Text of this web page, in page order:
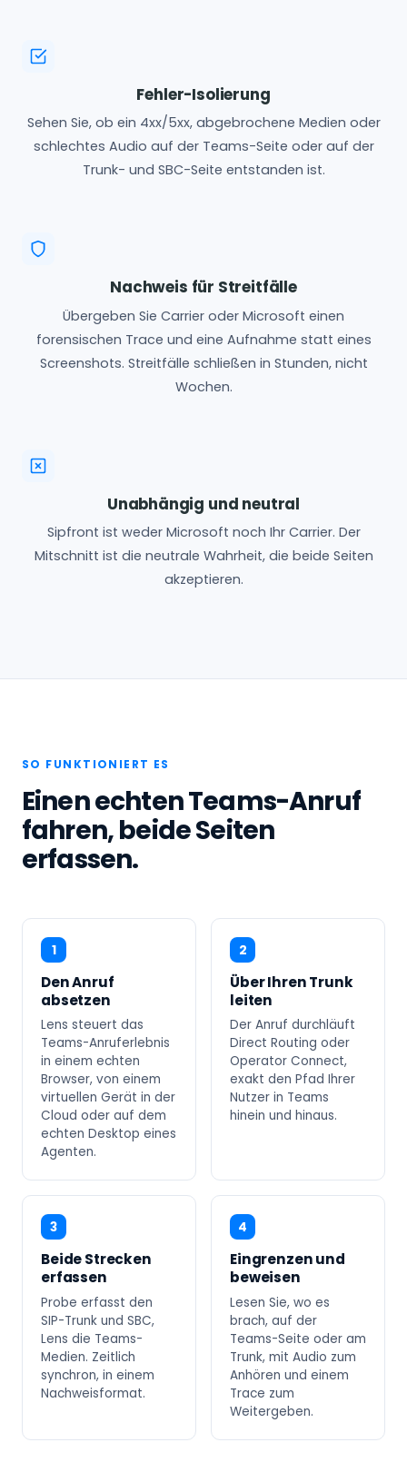
Fehler-Isolierung
Sehen Sie, ob ein 4xx/5xx, abgebrochene Medien oder
schlechtes Audio auf der Teams-Seite oder auf der
Trunk- und SBC-Seite entstanden ist.
Nachweis für Streitfälle
Übergeben Sie Carrier oder Microsoft einen
forensischen Trace und eine Aufnahme statt eines
Screenshots. Streitfälle schließen in Stunden, nicht
Wochen.
Unabhängig und neutral
Sipfront ist weder Microsoft noch Ihr Carrier. Der
Mitschnitt ist die neutrale Wahrheit, die beide Seiten
akzeptieren.
SO FUNKTIONIERT ES
Einen echten Teams-Anruf
fahren, beide Seiten
erfassen.
1
Den Anruf
absetzen
Lens steuert das
Teams-Anruferlebnis
in einem echten
Browser, von einem
virtuellen Gerät in der
Cloud oder auf dem
echten Desktop eines
Agenten.
2
Über Ihren Trunk
leiten
Der Anruf durchläuft
Direct Routing oder
Operator Connect,
exakt den Pfad Ihrer
Nutzer in Teams
hinein und hinaus.
3
Beide Strecken
erfassen
Probe erfasst den
SIP-Trunk und SBC,
Lens die Teams-
Medien. Zeitlich
synchron, in einem
Nachweisformat.
4
Eingrenzen und
beweisen
Lesen Sie, wo es
brach, auf der
Teams-Seite oder am
Trunk, mit Audio zum
Anhören und einem
Trace zum
Weitergeben.